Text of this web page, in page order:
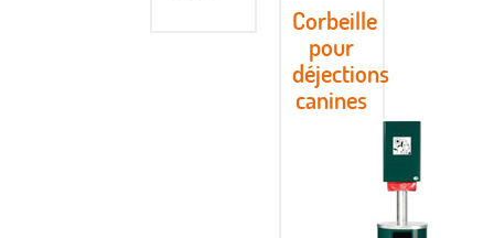
Corbeille
pour
déjections
canines